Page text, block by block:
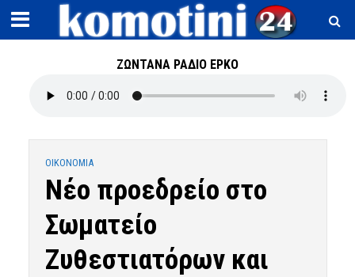
ΖΩΝΤΑΝΑ ΡΑΔΙΟ ΕΡΚΟ
OIKONOMIA
Νέο προεδρείο στο
Σωματείο
Ζυθεστιατόρων και